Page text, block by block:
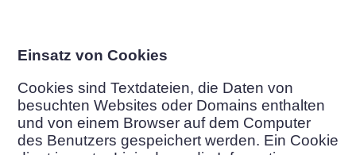
Einsatz von Cookies
Cookies sind Textdateien, die Daten von
besuchten Websites oder Domains enthalten
und von einem Browser auf dem Computer
des Benutzers gespeichert werden. Ein Cookie